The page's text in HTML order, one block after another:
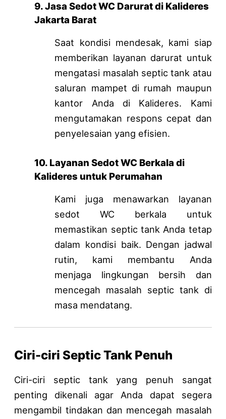
9. Jasa Sedot WC Darurat di Kalideres
Jakarta Barat
Saat kondisi mendesak, kami siap
memberikan layanan darurat untuk
mengatasi masalah septic tank atau
saluran mampet di rumah maupun
kantor Anda di Kalideres. Kami
mengutamakan respons cepat dan
penyelesaian yang efisien.
10. Layanan Sedot WC Berkala di
Kalideres untuk Perumahan
Kami juga menawarkan layanan
sedot WC berkala untuk
memastikan septic tank Anda tetap
dalam kondisi baik. Dengan jadwal
rutin, kami membantu Anda
menjaga lingkungan bersih dan
mencegah masalah septic tank di
masa mendatang.
Ciri-ciri Septic Tank Penuh
Ciri-ciri septic tank yang penuh sangat
penting dikenali agar Anda dapat segera
mengambil tindakan dan mencegah masalah